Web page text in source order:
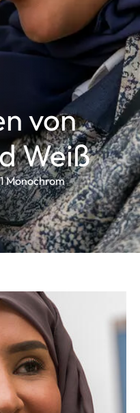
von
Weiß
Monochrom